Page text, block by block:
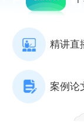
精讲直
案例论